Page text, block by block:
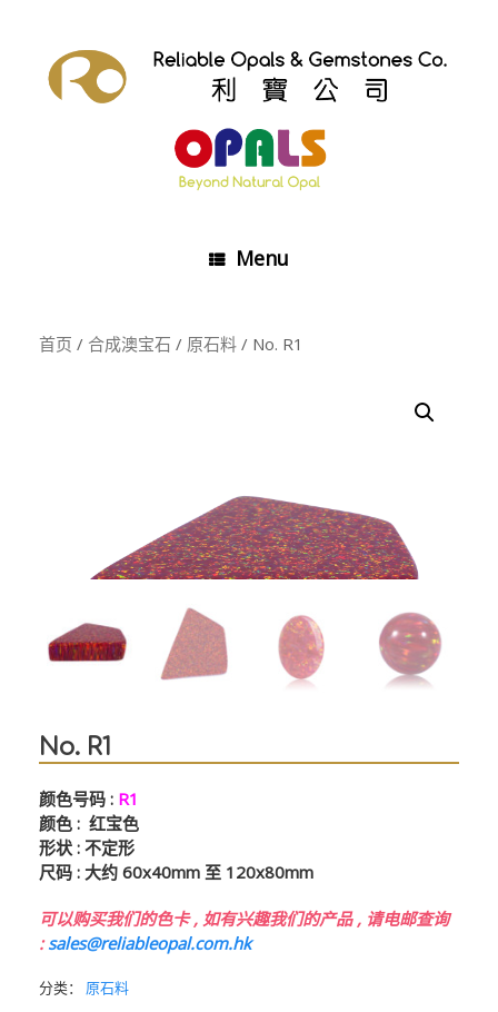
Menu
首页 / 合成澳宝石 / 原石料 / No. R1
No. R1
颜色号码 : R1
颜色 : 红宝色
形状 : 不定形
尺码 : 大约 60x40mm 至 120x80mm
可以购买我们的色卡, 如有兴趣我们的产品, 请电邮查询
:sales@reliableopal.com.hk
分类： 原石料